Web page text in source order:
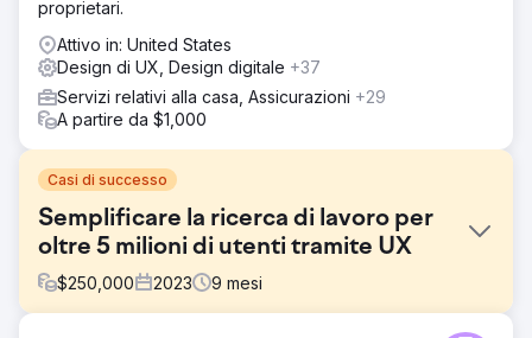
proprietari.
Attivo in: United States
Design di UX, Design digitale +37
Servizi relativi alla casa, Assicurazioni +29
A partire da $1,000
Casi di successo
Semplificare la ricerca di lavoro per
oltre 5 milioni di utenti tramite UX
$250,000 2023 9 mesi